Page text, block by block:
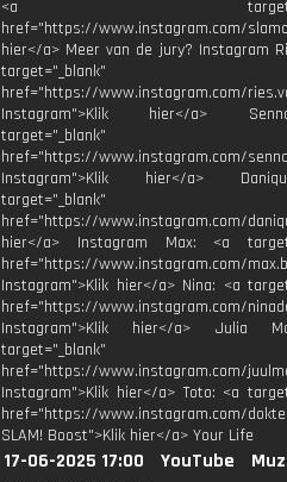
<a
href="https://www.instagram.com/
hier</a> Meer van de jury? Instagram
target="_blank"
href="https://www.instagram.com/
Instagram">Klik hier</a>
target="_blank"
href="https://www.instagram.com/
Instagram">Klik hier</a>
target="_blank"
href="https://www.instagram.com/
hier</a> Instagram Max: <a
href="https://www.instagram.com/
Instagram">Klik hier</a> Nina: <a
href="https://www.instagram.com/
Instagram">Klik hier</a> Julia
target="_blank"
href="https://www.instagram.com/
Instagram">Klik hier</a> Toto: <a
href="https://www.instagram.com/
SLAM! Boost">Klik hier</a> Your Life
17-06-2025 17:00 YouTube